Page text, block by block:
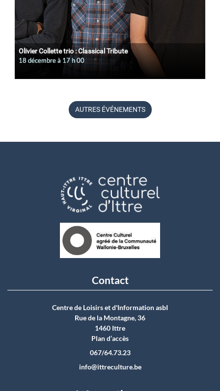
Olivier Collette trio : Classical Tribute
18 décembre à 17 h 00
AUTRES ÉVÉNEMENTS
Contact
Centre de Loisirs et d'Information asbI
Rue de la Montagne, 36
1460 Ittre
Plan d’accès
067/64.73.23
info@ittreculture.be